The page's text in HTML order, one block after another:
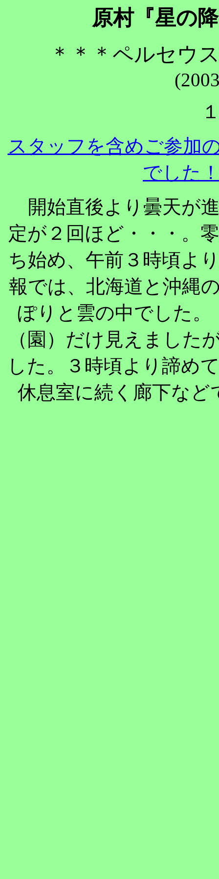
原村『星の
＊＊＊ペルセウ
スタッフを含めご参加
でした
開始直後より曇天が
定が２回ほど・・・。
ち始め、午前３時頃よ
報では、北海道と沖縄
ぽりと雲の中でした
（園）だけ見えました
した。３時頃より諦め
休息室に続く廊下な